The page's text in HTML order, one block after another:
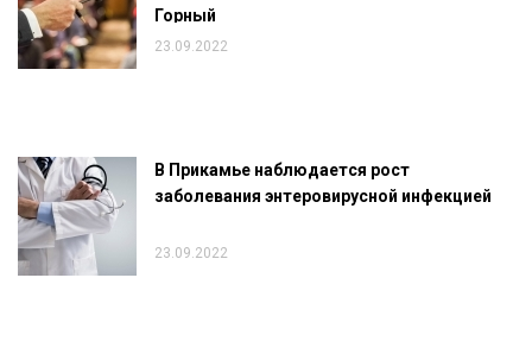
Горный
23.09.2022
В Прикамье наблюдается рост
заболевания энтеровирусной инфекцией
23.09.2022